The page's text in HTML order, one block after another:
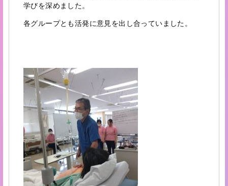
学びを深めました。
各グループとも活発に意見を出し合っていました。